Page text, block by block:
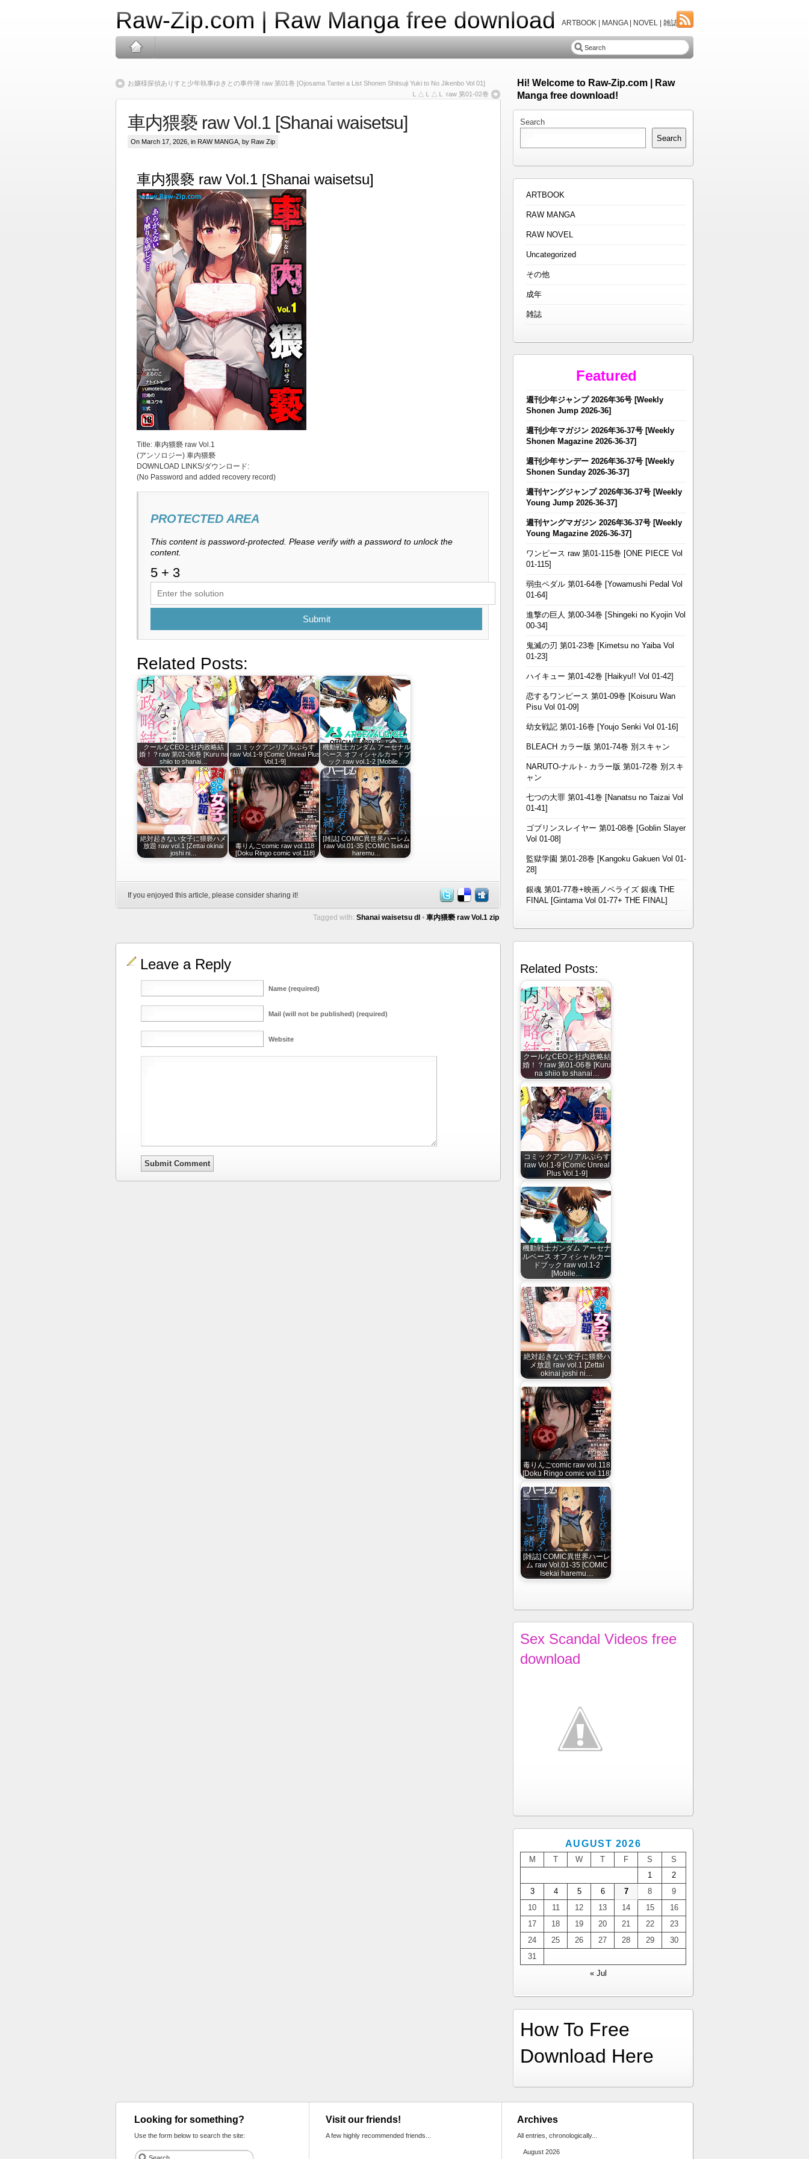
Raw-Zip.com | Raw Manga free download ARTBOOK | MANGA | NOVEL | 雑誌
お嬢様探偵ありすと少年執事ゆきとの事件簿 raw 第01巻 [Ojosama Tantei a List Shonen Shitsuji Yuki to No Jikenbo Vol 01]
Ｌ△Ｌ△Ｌ raw 第01-02巻
車内猥褻 raw Vol.1 [Shanai waisetsu]
On March 17, 2026, in RAW MANGA , by Raw Zip
車内猥褻 raw Vol.1 [Shanai waisetsu]
Title: 車内猥褻 raw Vol.1
(アンソロジー) 車内猥褻
DOWNLOAD LINKS/ダウンロード:
(No Password and added recovery record)
PROTECTED AREA
This content is password-protected. Please verify with a password to unlock the
content.
Submit
Related Posts:
クールなCEOと社内政略結
婚！？raw 第01-06巻 [Kuru na
shiio to shanai…
コミックアンリアルぷらす
raw Vol.1-9 [Comic Unreal Plus
Vol.1-9]
機動戦士ガンダム アーセナル
ベース オフィシャルカードブ
ック raw vol.1-2 [Mobile…
絶対起きない女子に猥褻ハメ
放題 raw vol.1 [Zettai okinai
joshi ni…
毒りんごcomic raw vol.118
[Doku Ringo comic vol.118]
[雑誌] COMIC異世界ハーレム
raw Vol.01-35 [COMIC Isekai
haremu…
If you enjoyed this article, please consider sharing it!
Tagged with: Shanai waisetsu dl • 車内猥褻 raw Vol.1 zip
Leave a Reply
Name (required)
Mail (will not be published) (required)
Website
Hi! Welcome to Raw-Zip.com | Raw
Manga free download!
Search
Search
ARTBOOK
RAW MANGA
RAW NOVEL
Uncategorized
その他
成年
雑誌
Featured
週刊少年ジャンプ 2026年36号 [Weekly
Shonen Jump 2026-36]
週刊少年マガジン 2026年36-37号 [Weekly
Shonen Magazine 2026-36-37]
週刊少年サンデー 2026年36-37号 [Weekly
Shonen Sunday 2026-36-37]
週刊ヤングジャンプ 2026年36-37号 [Weekly
Young Jump 2026-36-37]
週刊ヤングマガジン 2026年36-37号 [Weekly
Young Magazine 2026-36-37]
ワンピース raw 第01-115巻 [ONE PIECE Vol
01-115]
弱虫ペダル 第01-64巻 [Yowamushi Pedal Vol
01-64]
進撃の巨人 第00-34巻 [Shingeki no Kyojin Vol
00-34]
鬼滅の刃 第01-23巻 [Kimetsu no Yaiba Vol
01-23]
ハイキュー 第01-42巻 [Haikyu!! Vol 01-42]
恋するワンピース 第01-09巻 [Koisuru Wan
Pisu Vol 01-09]
幼女戦記 第01-16巻 [Youjo Senki Vol 01-16]
BLEACH カラー版 第01-74巻 別スキャン
NARUTO-ナルト- カラー版 第01-72巻 別スキ
ャン
七つの大罪 第01-41巻 [Nanatsu no Taizai Vol
01-41]
ゴブリンスレイヤー 第01-08巻 [Goblin Slayer
Vol 01-08]
監獄学園 第01-28巻 [Kangoku Gakuen Vol 01-
28]
銀魂 第01-77巻+映画ノベライズ 銀魂 THE
FINAL [Gintama Vol 01-77+ THE FINAL]
Related Posts:
クールなCEOと社内政略結
婚！？raw 第01-06巻 [Kuru
na shiio to shanai…
コミックアンリアルぷらす
raw Vol.1-9 [Comic Unreal
Plus Vol.1-9]
機動戦士ガンダム アーセナ
ルベース オフィシャルカー
ドブック raw vol.1-2
[Mobile…
絶対起きない女子に猥褻ハ
メ放題 raw vol.1 [Zettai
okinai joshi ni…
毒りんごcomic raw vol.118
[Doku Ringo comic vol.118]
[雑誌] COMIC異世界ハーレ
ム raw Vol.01-35 [COMIC
Isekai haremu…
Sex Scandal Videos free
download
AUGUST 2026
M T W T F S
S
1
2
3
4 5 6 7 8
9
10
11 12 13 14 15
16
17
18 19 20 21 22
23
24
25 26 27 28 29
30
31
« Jul
How To Free
Download Here
Looking for something?
Use the form below to search the site:
Visit our friends!
A few highly recommended friends...
Archives
All entries, chronologically...
August 2026